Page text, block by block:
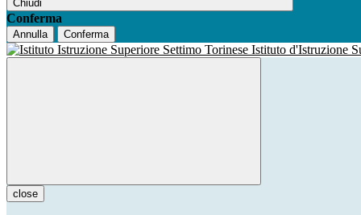
Chiudi
Conferma
Annulla Conferma
Istituto d'Istruzione
close